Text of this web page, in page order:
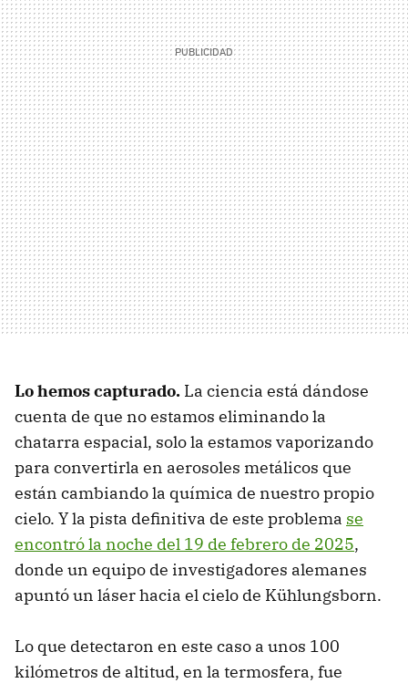
Lo hemos capturado. La ciencia está dándose
cuenta de que no estamos eliminando la
chatarra espacial, solo la estamos vaporizando
para convertirla en aerosoles metálicos que
están cambiando la química de nuestro propio
cielo. Y la pista definitiva de este problema se
encontró la noche del 19 de febrero de 2025,
donde un equipo de investigadores alemanes
apuntó un láser hacia el cielo de Kühlungsborn.
Lo que detectaron en este caso a unos 100
kilómetros de altitud, en la termosfera, fue